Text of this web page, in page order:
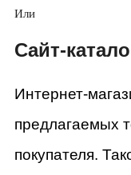
Или
Сайт-
Интернет-
предлагаемых
покупателя.